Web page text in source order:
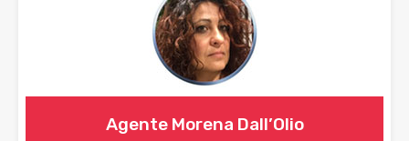
Agente Morena Dall’Olio